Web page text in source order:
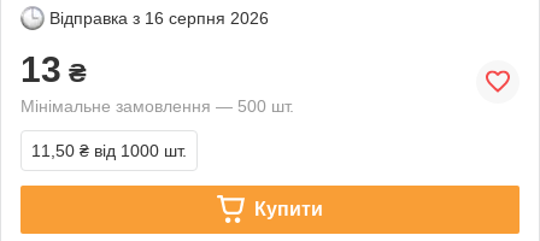
Відправка з 16 серпня 2026
13 ₴
Мінімальне замовлення — 500 шт.
11,50 ₴ від 1000 шт.
Купити